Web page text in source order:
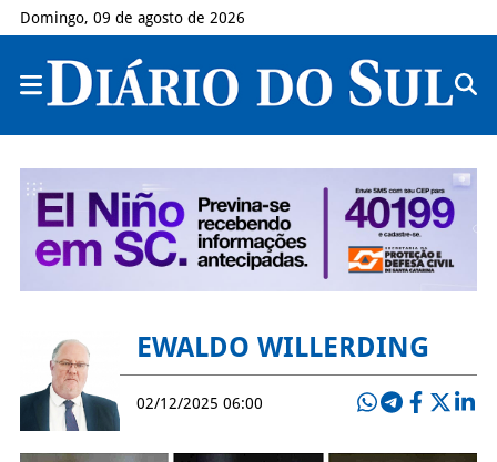
Domingo, 09 de agosto de 2026
EWALDO WILLERDING
02/12/2025 06:00